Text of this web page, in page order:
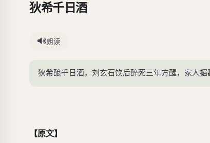
狄希千日酒
朗读
狄希酿千日酒，刘玄石饮后醉死三年方醒，家人掘
【原文】